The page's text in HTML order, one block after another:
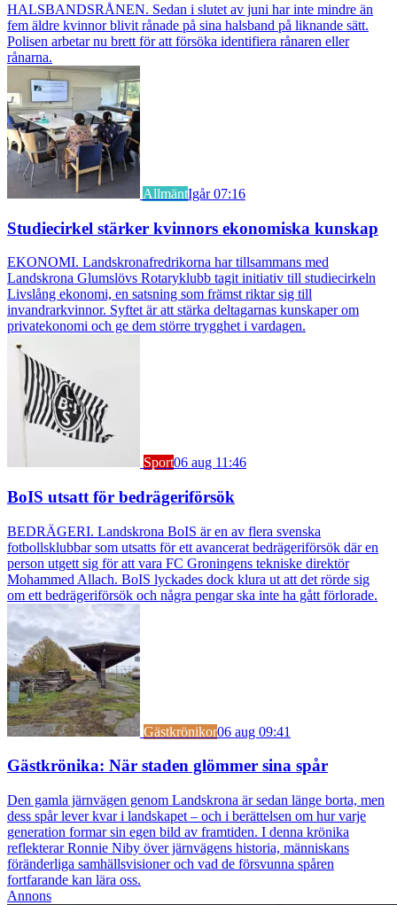
HALSBANDSRÅNEN. Sedan i slutet av juni har inte mindre än
fem äldre kvinnor blivit rånade på sina halsband på liknande sätt.
Polisen arbetar nu brett för att försöka identifiera rånaren eller
rånarna.
AllmäntIgår 07:16
Studiecirkel stärker kvinnors ekonomiska kunskap
EKONOMI. Landskronafredrikorna har tillsammans med
Landskrona Glumslövs Rotaryklubb tagit initiativ till studiecirkeln
Livslång ekonomi, en satsning som främst riktar sig till
invandrarkvinnor. Syftet är att stärka deltagarnas kunskaper om
privatekonomi och ge dem större trygghet i vardagen.
Sport06 aug 11:46
BoIS utsatt för bedrägeriförsök
BEDRÄGERI. Landskrona BoIS är en av flera svenska
fotbollsklubbar som utsatts för ett avancerat bedrägeriförsök där en
person utgett sig för att vara FC Groningens tekniske direktör
Mohammed Allach. BoIS lyckades dock klura ut att det rörde sig
om ett bedrägeriförsök och några pengar ska inte ha gått förlorade.
Gästkrönikor06 aug 09:41
Gästkrönika: När staden glömmer sina spår
Den gamla järnvägen genom Landskrona är sedan länge borta, men
dess spår lever kvar i landskapet – och i berättelsen om hur varje
generation formar sin egen bild av framtiden. I denna krönika
reflekterar Ronnie Niby över järnvägens historia, människans
föränderliga samhällsvisioner och vad de försvunna spåren
fortfarande kan lära oss.
Annons